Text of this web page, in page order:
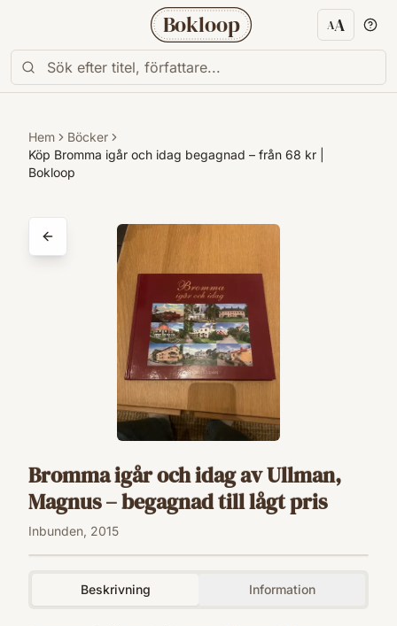
Bokloop AA
Hem
Böcker
Köp Bromma igår och idag begagnad – från 68 kr |
Bokloop
Bromma igår och idag av Ullman,
Magnus – begagnad till lågt pris
Inbunden, 2015
Beskrivning Information